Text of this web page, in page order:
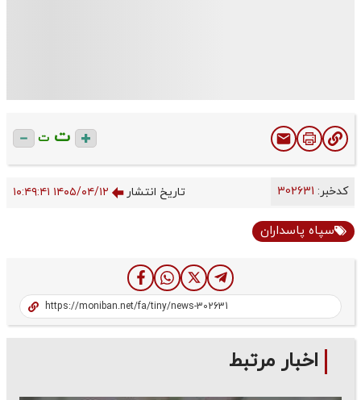
ت ت
کدخبر: تاریخ انتشار ۱۴۰۵/۰۴/۱۲ ۱۰:۴۹:۴۱
سپاه پاسداران
اخبار مرتبط